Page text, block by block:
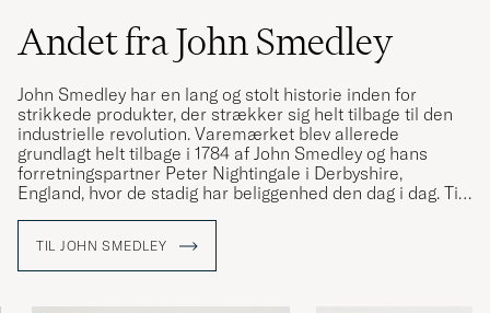
Andet fra John Smedley
John Smedley har en lang og stolt historie inden for
strikkede produkter, der strækker sig helt tilbage til den
industrielle revolution. Varemærket blev allerede
grundlagt helt tilbage i 1784 af John Smedley og hans
forretningspartner Peter Nightingale i Derbyshire,
England, hvor de stadig har beliggenhed den dag i dag. Til
stedet deres eget tøj.
TIL JOHN SMEDLEY